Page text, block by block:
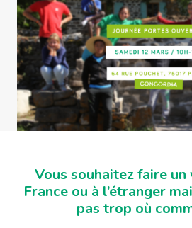
Vous souhaitez faire
France ou à l’étranger
pas trop où